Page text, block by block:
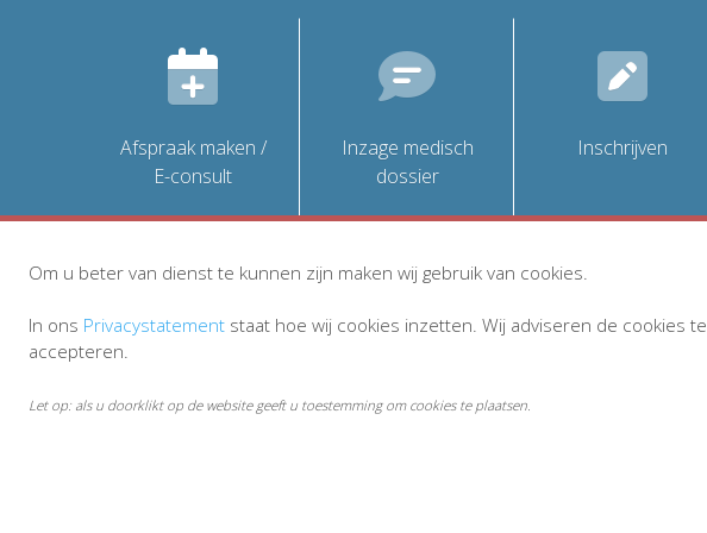
Afspraak maken /
E-consult
Inzage medisch
dossier
Inschrijven
Om u beter van dienst te kunnen zijn maken wij gebruik van cookies.
In ons Privacystatement staat hoe wij cookies inzetten. Wij adviseren de cookies te
accepteren.
Let op: als u doorklikt op de website geeft u toestemming om cookies te plaatsen.